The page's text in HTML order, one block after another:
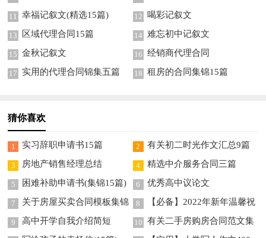
11 幸福记叙文(精选15篇) 12 喝彩记叙文
13 区域代理合同15篇 14 难忘初中记叙文
15 金秋记叙文 16 经销商代理合同
17 实用的代理合同锦集五篇 18 租房的合同集锦15篇
猜你喜欢
1 实习辞职申请书15篇 2 有关初二时光作文汇总9篇
3 房地产销售经理总结 4 精选中介服务合同三篇
5 困难补助申请书(集锦15篇) 6 优秀高中议论文
7
关于房屋买卖合同模板集锦
6篇
8
【必备】2022年新年温馨祝
福语摘录55句
9 高中开学自我介绍简短 10 有关二手房购房合同范文集
锦九篇